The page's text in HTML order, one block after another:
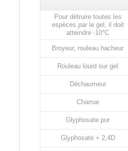
Pour détruire toutes les
espèces par le gel, il doit
atteindre -10°C
Broyeur, rouleau hacheur
Rouleau lourd sur gel
Déchaumeur
Charrue
Glyphosate pur
Glyphosate + 2,4D